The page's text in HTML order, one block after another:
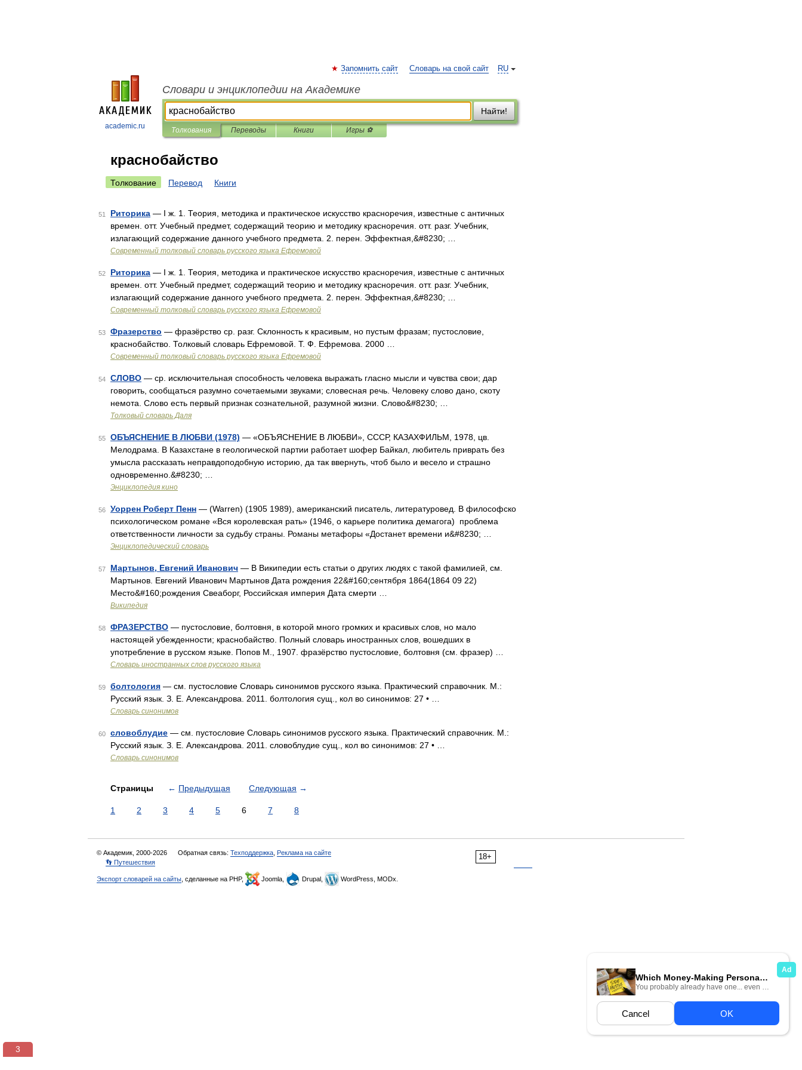
academic.ru
RU
Запомнить сайт Словарь на свой сайт
Словари и энциклопедии на Академике
Найти!
Толкования Переводы Книги Игры ⚽
краснобайство
Толкование Перевод Книги
51 Риторика — I ж. 1. Теория, методика и практическое искусство красноречия, известные с античных
времен. отт. Учебный предмет, содержащий теорию и методику красноречия. отт. разг. Учебник,
излагающий содержание данного учебного предмета. 2. перен. Эффектная,&#8230; …
Современный толковый словарь русского языка Ефремовой
52 Риторика — I ж. 1. Теория, методика и практическое искусство красноречия, известные с античных
времен. отт. Учебный предмет, содержащий теорию и методику красноречия. отт. разг. Учебник,
излагающий содержание данного учебного предмета. 2. перен. Эффектная,&#8230; …
Современный толковый словарь русского языка Ефремовой
53 Фразерство — фразёрство ср. разг. Склонность к красивым, но пустым фразам; пустословие,
краснобайство. Толковый словарь Ефремовой. Т. Ф. Ефремова. 2000 …
Современный толковый словарь русского языка Ефремовой
54 СЛОВО — ср. исключительная способность человека выражать гласно мысли и чувства свои; дар
говорить, сообщаться разумно сочетаемыми звуками; словесная речь. Человеку слово дано, скоту
немота. Слово есть первый признак сознательной, разумной жизни. Слово&#8230; …
Толковый словарь Даля
55 ОБЪЯСНЕНИЕ В ЛЮБВИ (1978) — «ОБЪЯСНЕНИЕ В ЛЮБВИ», СССР, КАЗАХФИЛЬМ, 1978, цв.
Мелодрама. В Казахстане в геологической партии работает шофер Байкал, любитель приврать без
умысла рассказать неправдоподобную историю, да так ввернуть, чтоб было и весело и страшно
одновременно.&#8230; …
Энциклопедия кино
56 Уоррен Роберт Пенн — (Warren) (1905 1989), американский писатель, литературовед. В философско
психологическом романе «Вся королевская рать» (1946, о карьере политика демагога) проблема
ответственности личности за судьбу страны. Романы метафоры «Достанет времени и&#8230; …
Энциклопедический словарь
57 Мартынов, Евгений Иванович — В Википедии есть статьи о других людях с такой фамилией, см.
Мартынов. Евгений Иванович Мартынов Дата рождения 22&#160;сентября 1864(1864 09 22)
Место&#160;рождения Свеаборг, Российская империя Дата смерти …
Википедия
58 ФРАЗЕРСТВО — пустословие, болтовня, в которой много громких и красивых слов, но мало
настоящей убежденности; краснобайство. Полный словарь иностранных слов, вошедших в
употребление в русском языке. Попов М., 1907. фразёрство пустословие, болтовня (см. фразер) …
Словарь иностранных слов русского языка
59 болтология — см. пустословие Словарь синонимов русского языка. Практический справочник. М.:
Русский язык. З. Е. Александрова. 2011. болтология сущ., кол во синонимов: 27 • …
Словарь синонимов
60 словоблудие — см. пустословие Словарь синонимов русского языка. Практический справочник. М.:
Русский язык. З. Е. Александрова. 2011. словоблудие сущ., кол во синонимов: 27 • …
Словарь синонимов
Страницы ← Предыдущая Следующая →
1 2 3 4 5 6 7 8
18+
© Академик, 2000-2026 Обратная связь: Техподдержка Реклама на сайте
👣 Путешествия
Экспорт словарей на сайты , сделанные на PHP, Joomla, Drupal, WordPress, MODx.
3